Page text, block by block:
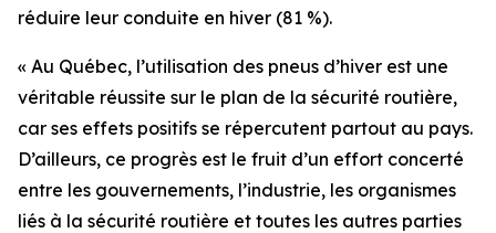
réduire leur conduite en hiver (81 %).
« Au Québec, l’utilisation des pneus d’hiver est une
véritable réussite sur le plan de la sécurité routière,
car ses effets positifs se répercutent partout au pays.
D’ailleurs, ce progrès est le fruit d’un effort concerté
entre les gouvernements, l’industrie, les organismes
liés à la sécurité routière et toutes les autres parties